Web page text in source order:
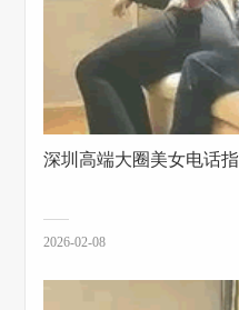
深圳高端大圈美女电话
2026-02-08